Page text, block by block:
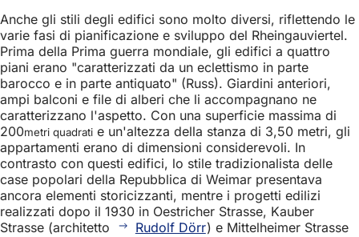
Anche gli stili degli edifici sono molto diversi, riflettendo le
varie fasi di pianificazione e sviluppo del Rheingauviertel.
Prima della Prima guerra mondiale, gli edifici a quattro
piani erano "caratterizzati da un eclettismo in parte
barocco e in parte antiquato" (Russ). Giardini anteriori,
ampi balconi e file di alberi che li accompagnano ne
caratterizzano l'aspetto. Con una superficie massima di
200metri quadrati e un'altezza della stanza di 3,50 metri, gli
appartamenti erano di dimensioni considerevoli. In
contrasto con questi edifici, lo stile tradizionalista delle
case popolari della Repubblica di Weimar presentava
ancora elementi storicizzanti, mentre i progetti edilizi
realizzati dopo il 1930 in Oestricher Strasse, Kauber
Strasse (architetto
Rudolf Dörr) e Mittelheimer Strasse